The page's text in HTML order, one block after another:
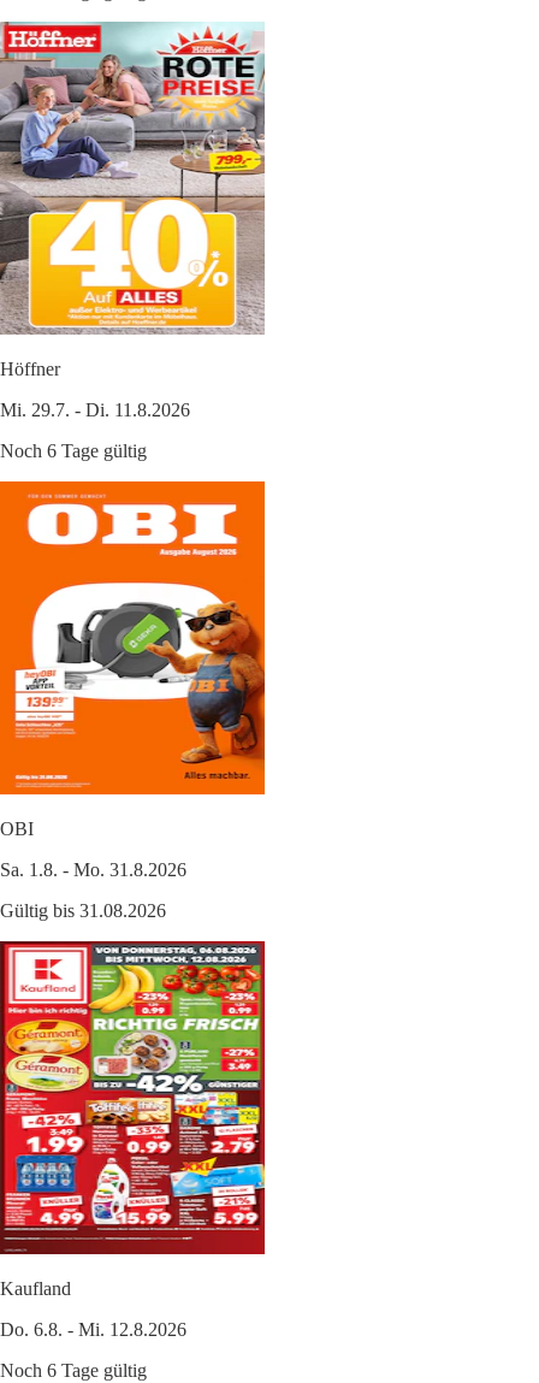
Höffner
Mi. 29.7. - Di. 11.8.2026
Noch 6 Tage gültig
OBI
Sa. 1.8. - Mo. 31.8.2026
Gültig bis 31.08.2026
Kaufland
Do. 6.8. - Mi. 12.8.2026
Noch 6 Tage gültig